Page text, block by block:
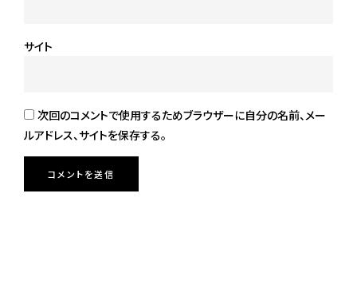
サイト
次回のコメントで使用するためブラウザーに自分の名前、メー
ルアドレス、サイトを保存する。